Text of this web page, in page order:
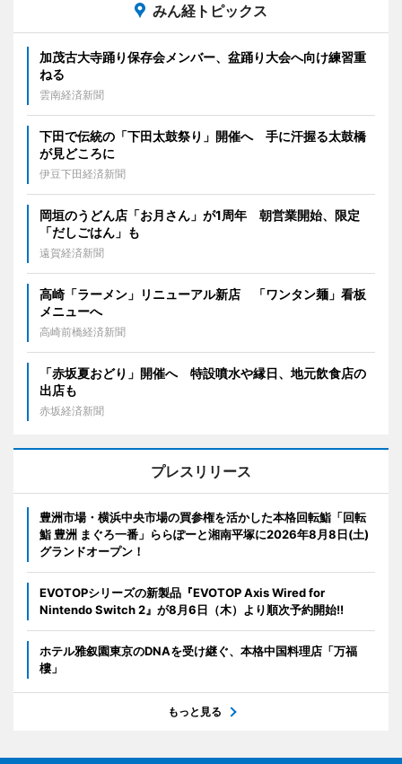
みん経トピックス
加茂古大寺踊り保存会メンバー、盆踊り大会へ向け練習重
ねる
雲南経済新聞
下田で伝統の「下田太鼓祭り」開催へ 手に汗握る太鼓橋
が見どころに
伊豆下田経済新聞
岡垣のうどん店「お月さん」が1周年 朝営業開始、限定
「だしごはん」も
遠賀経済新聞
高崎「ラーメン」リニューアル新店 「ワンタン麺」看板
メニューへ
高崎前橋経済新聞
「赤坂夏おどり」開催へ 特設噴水や縁日、地元飲食店の
出店も
赤坂経済新聞
プレスリリース
豊洲市場・横浜中央市場の買参権を活かした本格回転鮨「回転
鮨 豊洲 まぐろ一番」ららぽーと湘南平塚に2026年8月8日(土)
グランドオープン！
EVOTOPシリーズの新製品『EVOTOP Axis Wired for
Nintendo Switch 2』が8月6日（木）より順次予約開始!!
ホテル雅叙園東京のDNAを受け継ぐ、本格中国料理店「万福
樓」
もっと見る